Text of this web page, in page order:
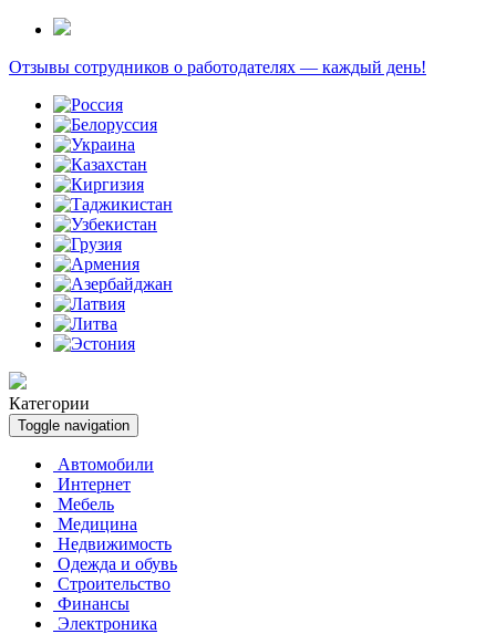
Отзывы сотрудников о работодателях — каждый день!
Категории
Toggle navigation
Автомобили
Интернет
Мебель
Медицина
Недвижимость
Одежда и обувь
Строительство
Финансы
Электроника